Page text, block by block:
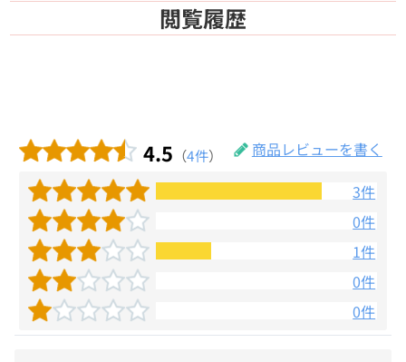
閲覧履歴
4.5 （4件）
商品レビューを書く
3件
0件
1件
0件
0件